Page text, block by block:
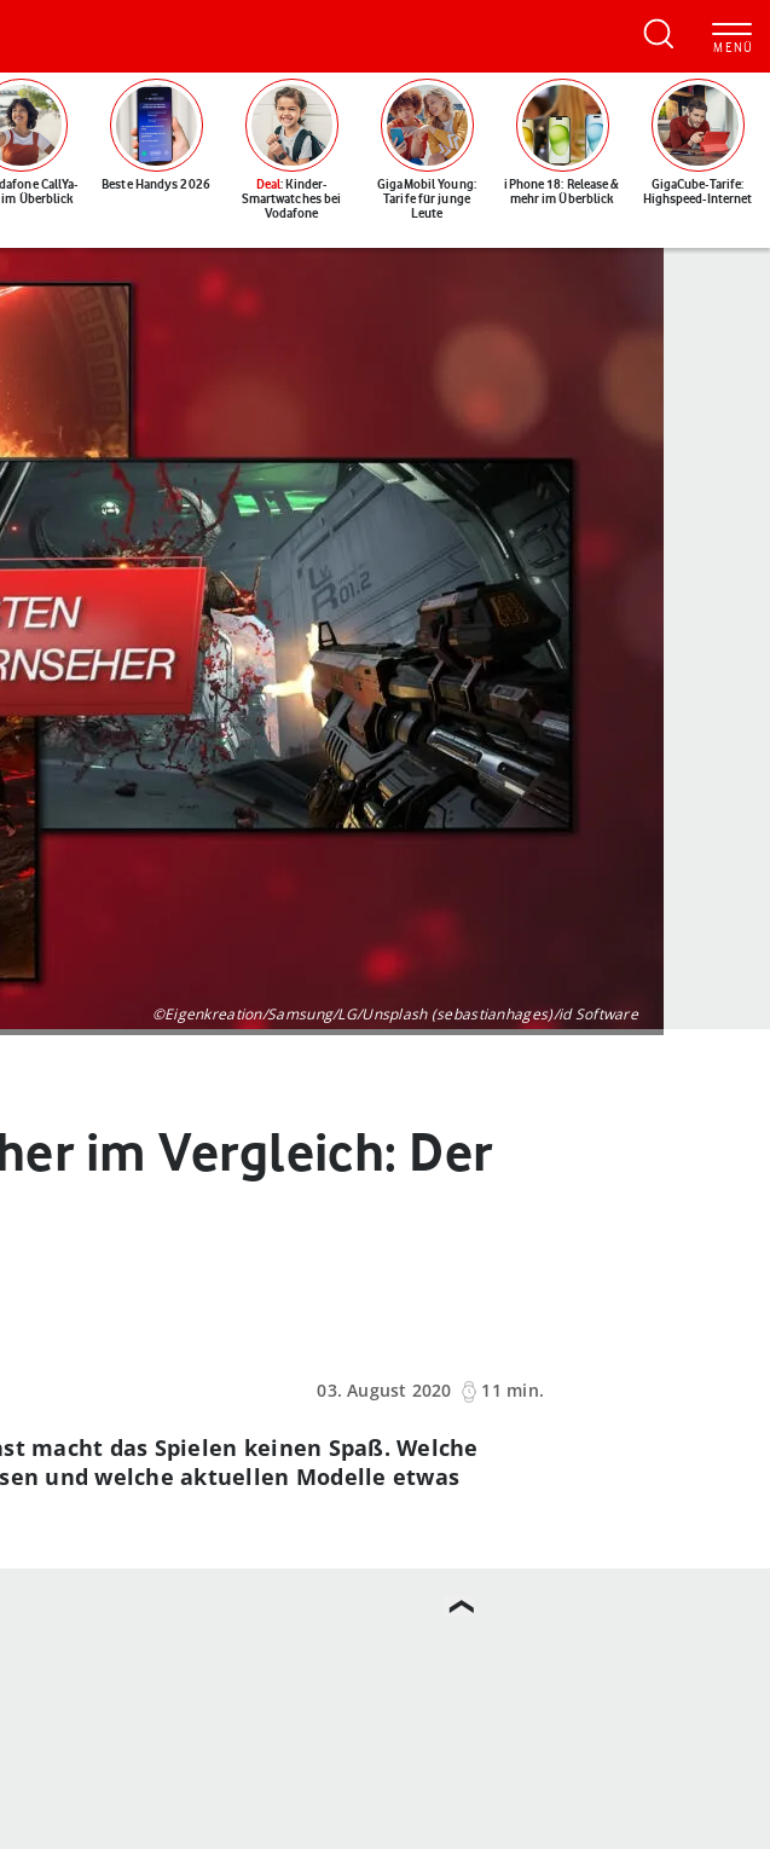
CallYa-
im Überblick
Beste Handys 2026 Deal: Kinder-
Smartwatches bei
Vodafone
GigaMobil Young:
Tarife für junge
Leute
iPhone 18: Release &
mehr im Überblick
GigaCube-Tarife:
Highspeed-Internet
©Eigenkreation/Samsung/LG/Unsplash (sebastianhages)/id Software
im Vergleich: Der
03. August 2020
11 min.
macht das Spielen keinen Spaß. Welche
und welche aktuellen Modelle etwas